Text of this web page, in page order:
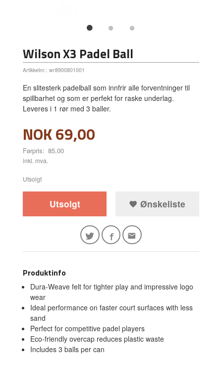
Wilson X3 Padel Ball
Artikkelnr.: wr8900801001
En slitesterk padelball som innfrir alle forventninger til
spillbarhet og som er perfekt for raske underlag.
Leveres i 1 rør med 3 baller.
Tilbud
NOK69,00
Førpris: 85,00
Rabatt
inkl. mva.
Utsolgt
Utsolgt Ønskeliste
Produktinfo
Dura-Weave felt for tighter play and impressive logo
wear
Ideal performance on faster court surfaces with less
sand
Perfect for competitive padel players
Eco-friendly overcap reduces plastic waste
Includes 3 balls per can